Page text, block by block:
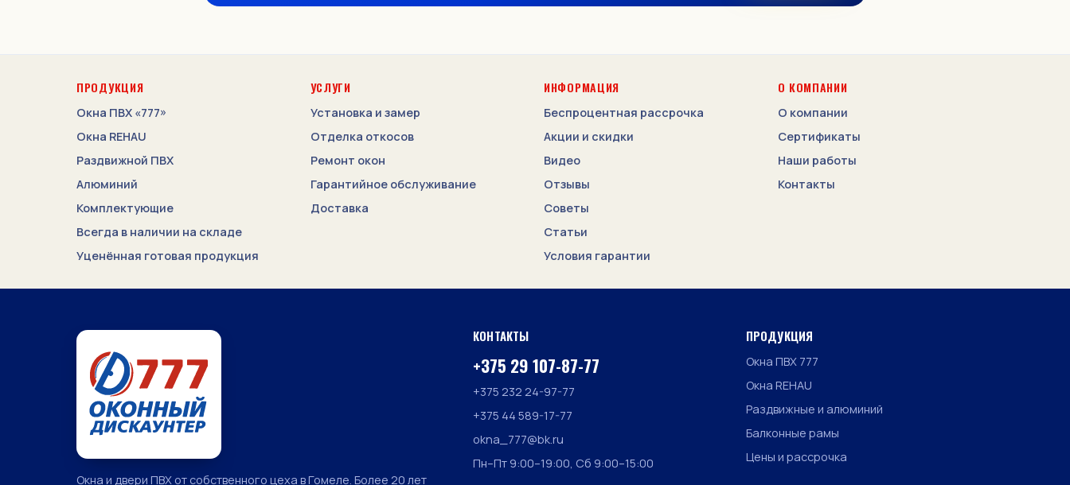
Условия гарантии
Сертификаты
Наши работы
ПРОДУКЦИЯ
Окна ПВХ «777»
Окна REHAU
Раздвижной ПВХ
Алюминий
Комплектующие
Всегда в наличии на складе
Уценённая готовая продукция
УСЛУГИ
Установка и замер
Отделка откосов
Ремонт окон
Гарантийное обслуживание
Доставка
ИНФОРМАЦИЯ
Беспроцентная рассрочка
Акции и скидки
Видео
Отзывы
Советы
Статьи
Условия гарантии
О КОМПАНИИ
О компании
Сертификаты
Наши работы
Контакты
Окна и двери ПВХ от собственного цеха в Гомеле. Более 20 лет
КОНТАКТЫ
+375 29 107-87-77
+375 232 24-97-77
+375 44 589-17-77
okna_777@bk.ru
Пн–Пт 9:00–19:00, Сб 9:00–15:00
ПРОДУКЦИЯ
Окна ПВХ 777
Окна REHAU
Раздвижные и алюминий
Балконные рамы
Цены и рассрочка